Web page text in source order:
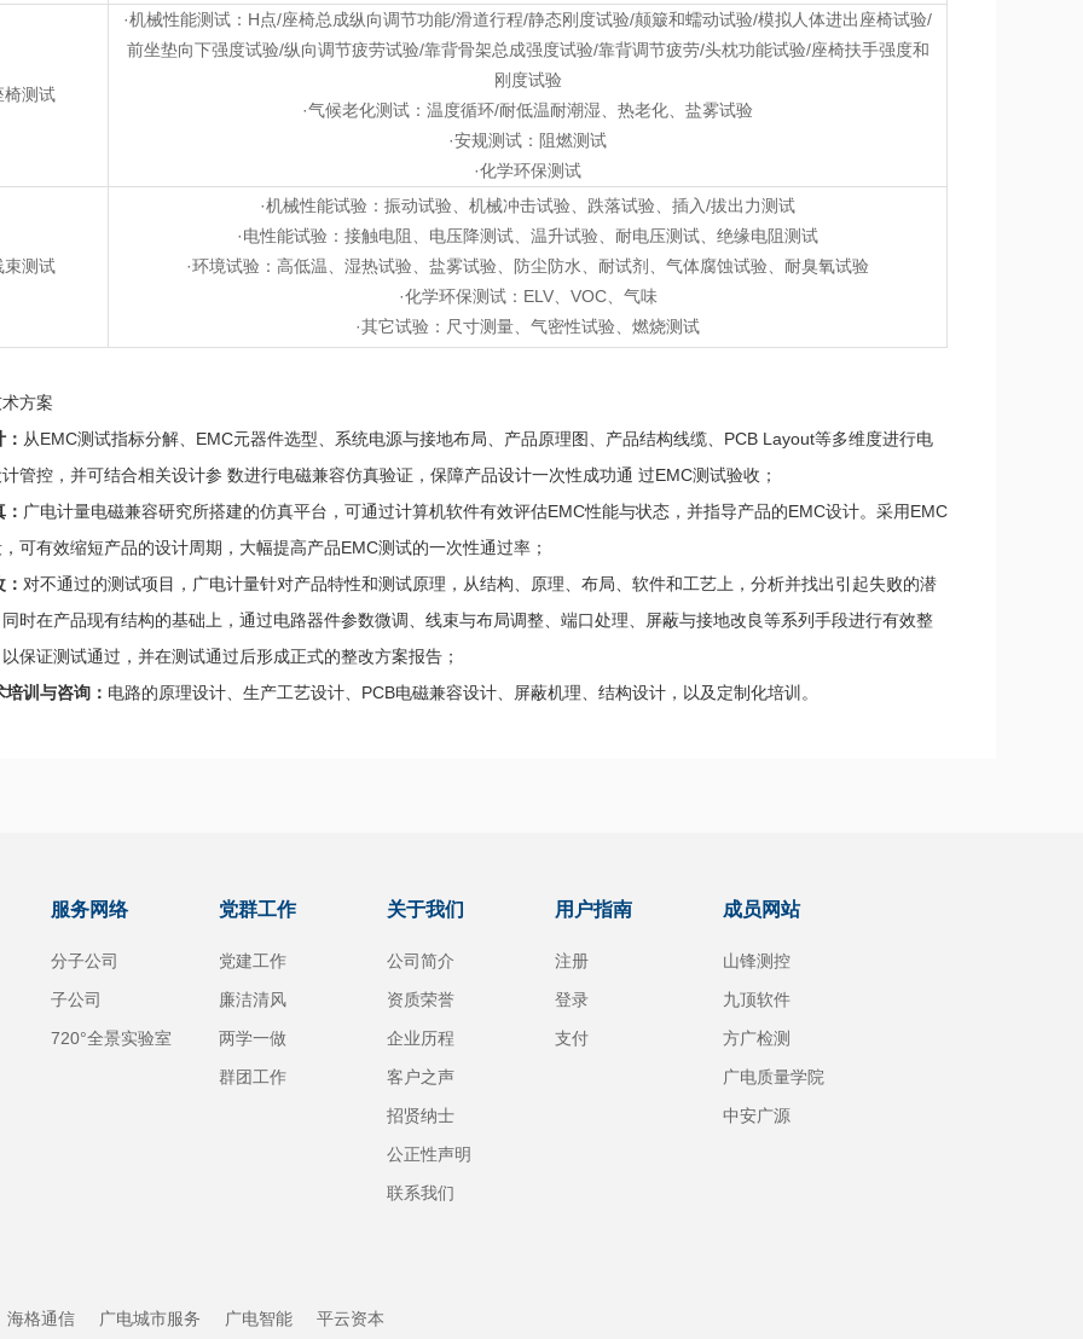
椅测试
·机械性能测试：H点/座椅总成纵向调节功能/滑道行程/静态刚度试验/颠簸和蠕动试验/模拟人体进出座椅试验/
前坐垫向下强度试验/纵向调节疲劳试验/靠背骨架总成强度试验/靠背调节疲劳/头枕功能试验/座椅扶手强度和
刚度试验
·气候老化测试：温度循环/耐低温耐潮湿、热老化、盐雾试验
·安规测试：阻燃测试
·化学环保测试
束测试
·机械性能试验：振动试验、机械冲击试验、跌落试验、插入/拔出力测试
·电性能试验：接触电阻、电压降测试、温升试验、耐电压测试、绝缘电阻测试
·环境试验：高低温、湿热试验、盐雾试验、防尘防水、耐试剂、气体腐蚀试验、耐臭氧试验
·化学环保测试：ELV、VOC、气味
·其它试验：尺寸测量、气密性试验、燃烧测试
方案
从EMC测试指标分解、EMC元器件选型、系统电源与接地布局、产品原理图、产品结构线缆、PCB Layout等多维度进行电
管控，并可结合相关设计参 数进行电磁兼容仿真验证，保障产品设计一次性成功通 过EMC测试验收；
广电计量电磁兼容研究所搭建的仿真平台，可通过计算机软件有效评估EMC性能与状态，并指导产品的EMC设计。采用EMC
可有效缩短产品的设计周期，大幅提高产品EMC测试的一次性通过率；
对不通过的测试项目，广电计量针对产品特性和测试原理，从结构、原理、布局、软件和工艺上，分析并找出引起失败的潜
时在产品现有结构的基础上，通过电路器件参数微调、线束与布局调整、端口处理、屏蔽与接地改良等系列手段进行有效整
保证测试通过，并在测试通过后形成正式的整改方案报告；
训与咨询： 电路的原理设计、生产工艺设计、PCB电磁兼容设计、屏蔽机理、结构设计，以及定制化培训。
服务网络
分子公司
子公司
720°全景实验室
党群工作
党建工作
廉洁清风
两学一做
群团工作
关于我们
公司简介
资质荣誉
企业历程
客户之声
招贤纳士
公正性声明
联系我们
用户指南
注册
登录
支付
成员网站
山锋测控
九顶软件
方广检测
广电质量学院
中安广源
海格通信 广电城市服务 广电智能 平云资本